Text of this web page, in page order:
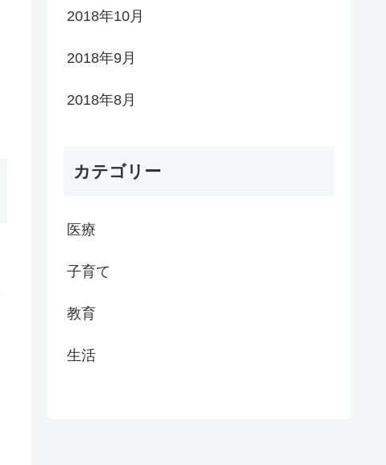
2018年10月
2018年9月
2018年8月
カテゴリー
医療
子育て
教育
生活